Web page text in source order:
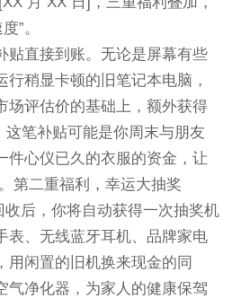
”。
贴直接到账。无论是屏幕有些
稍显卡顿的旧笔记本电脑，
场评估价的基础上，额外获得
笔补贴可能是你周末与朋友
件心仪已久的衣服的资金，让
第二重福利，幸运大抽奖
收后，你将自动获得一次抽奖机
表、无线蓝牙耳机、品牌家电
用闲置的旧机换来现金的同
气净化器，为家人的健康保驾